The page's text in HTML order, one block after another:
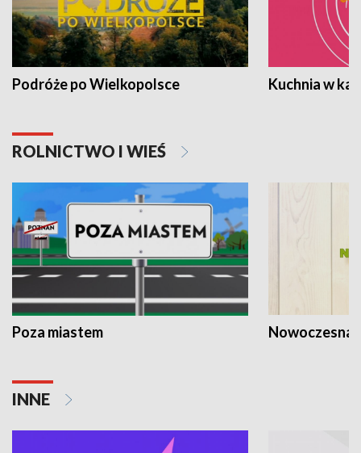
Podróże po Wielkopolsce Kuchnia w
ROLNICTWO I WIEŚ
Poza miastem Nowoczesna
INNE